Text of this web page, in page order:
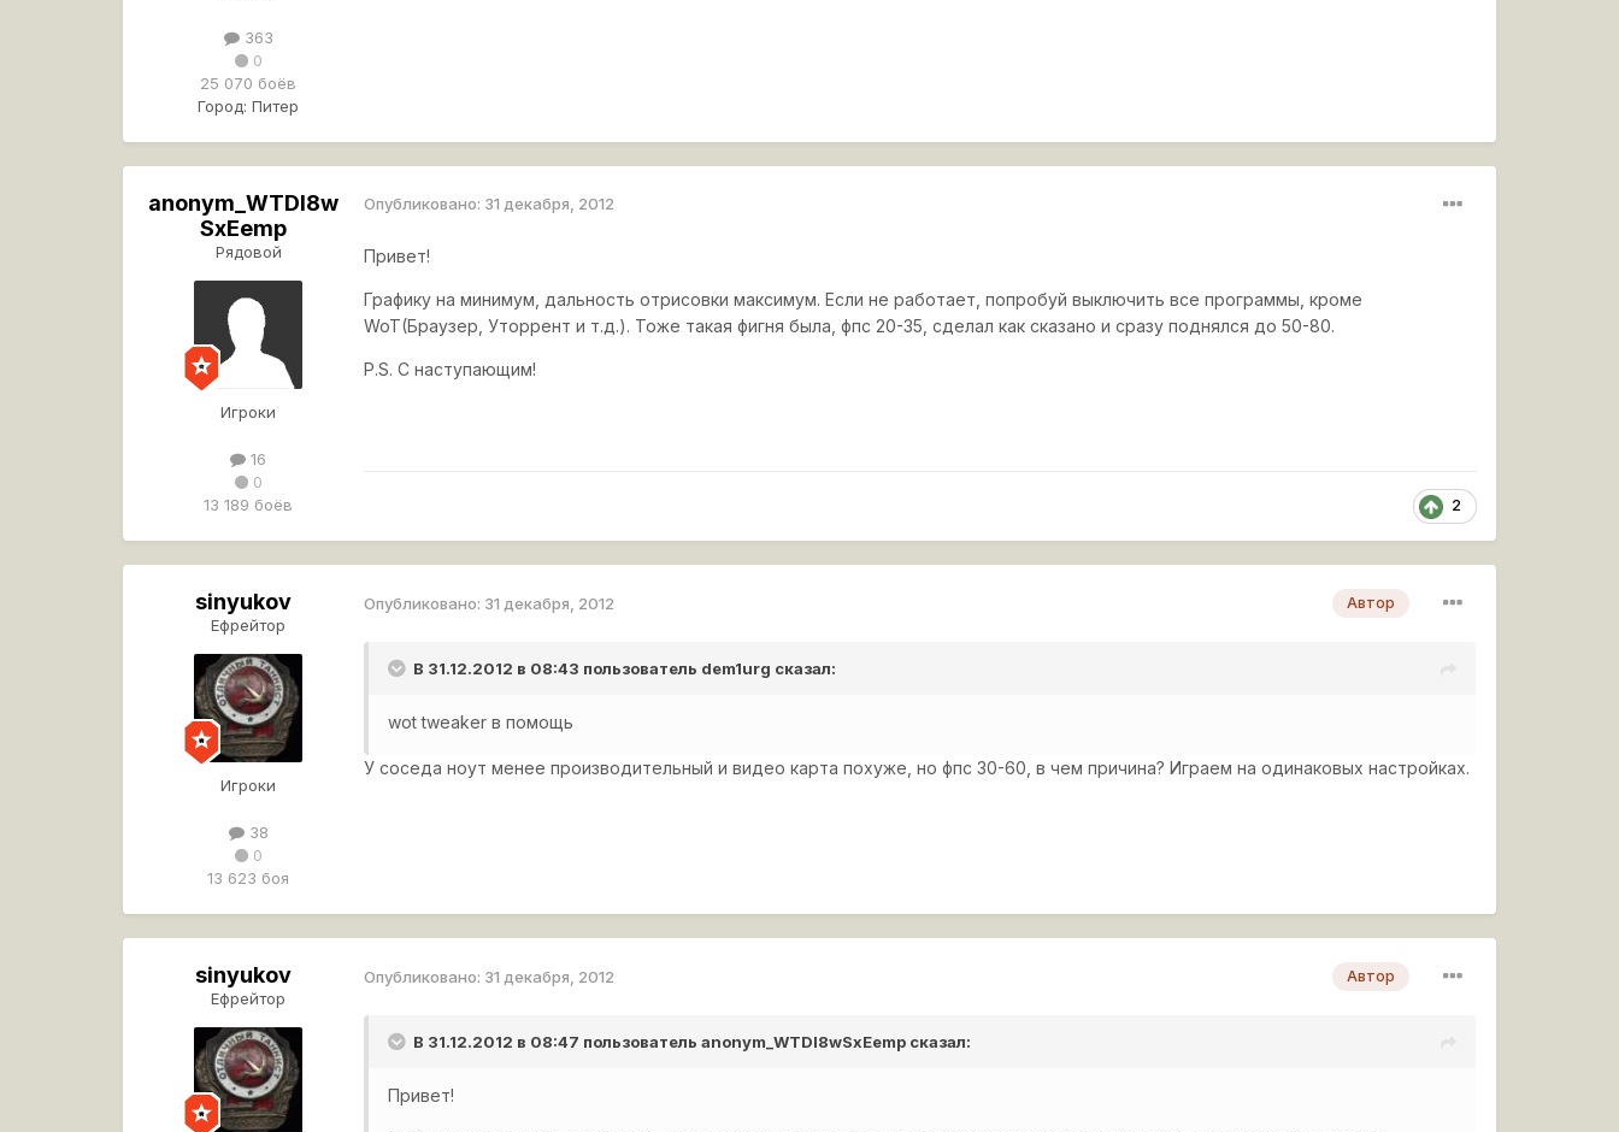
363
0
25 070 боёв
Город: Питер
anonym_WTDl8w
SxEemp
Рядовой
Игроки
16
0
13 189 боёв
Опубликовано: 31 декабря, 2012
Привет!
Графику на минимум, дальность отрисовки максимум. Если не работает, попробуй выключить все программы, кроме
WoT(Браузер, Уторрент и т.д.). Тоже такая фигня была, фпс 20-35, сделал как сказано и сразу поднялся до 50-80.
P.S. С наступающим!
2
sinyukov
Ефрейтор
Игроки
38
0
13 623 боя
Автор
Опубликовано: 31 декабря, 2012
В 31.12.2012 в 08:43 пользователь dem1urg сказал:
wot tweaker в помощь
У соседа ноут менее производительный и видео карта похуже, но фпс 30-60, в чем причина? Играем на одинаковых настройках.
sinyukov
Ефрейтор
Автор
Опубликовано: 31 декабря, 2012
В 31.12.2012 в 08:47 пользовательanonym_WTDl8wSxEemp сказал:
Привет!